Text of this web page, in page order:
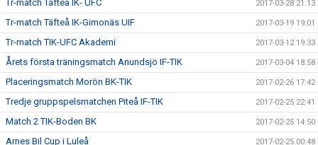
Tr-match Täfteå IK- UFC 2017-03-28 21:13
Tr-match Täfteå IK-Gimonäs UIF 2017-03-19 19:01
Tr-match TIK-UFC Akademi 2017-03-12 19:33
Årets första träningsmatch Anundsjö IF-TIK 2017-03-04 18:58
Placeringsmatch Morön BK-TIK 2017-02-26 17:42
Tredje gruppspelsmatchen Piteå IF-TIK 2017-02-25 22:41
Match 2 TIK-Boden BK 2017-02-25 14:50
Arnes Bil Cup i Luleå 2017-02-25 00:48